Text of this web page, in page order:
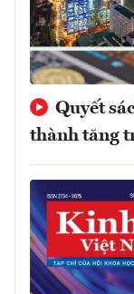
Quyết
thành tăng